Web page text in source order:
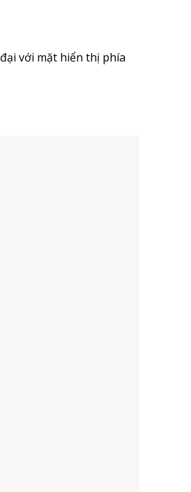
với mặt hiển thị phía